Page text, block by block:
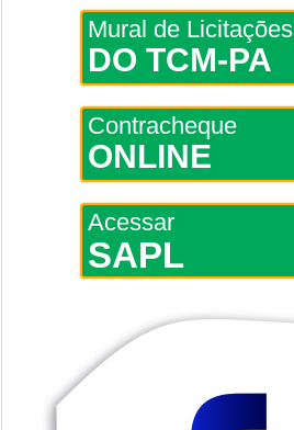
Mural de Licitações
DO TCM-PA
Contracheque
ONLINE
Acessar
SAPL